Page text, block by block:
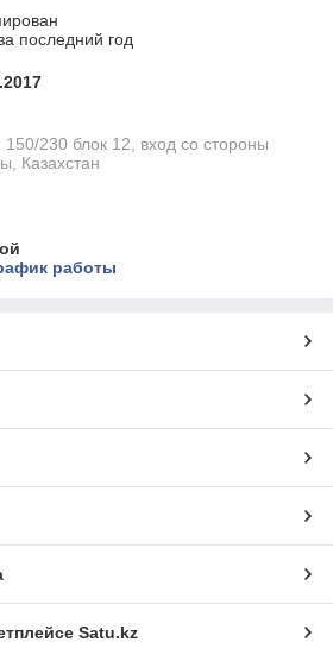
последний год
230 блок 12, вход со стороны
Казахстан
работы
Satu.kz